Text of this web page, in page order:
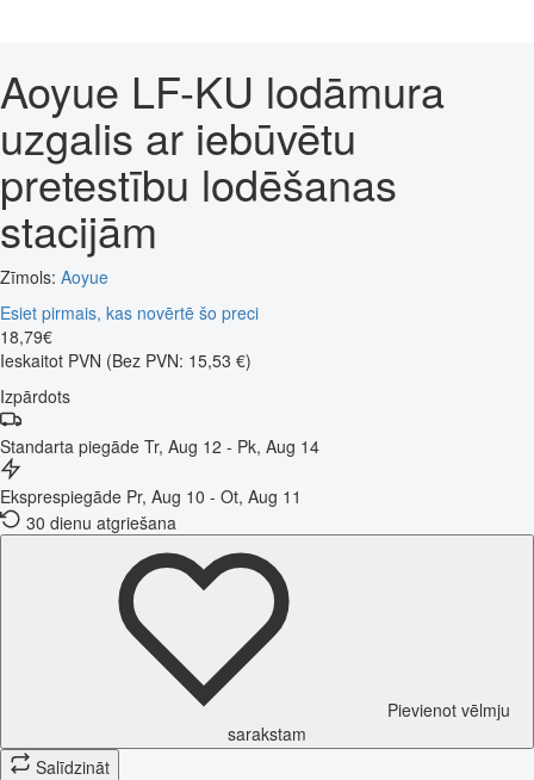
Aoyue LF-KU lodāmura
uzgalis ar iebūvētu
pretestību lodēšanas
stacijām
Zīmols: Aoyue
Esiet pirmais, kas novērtē šo preci
18,79€
Ieskaitot PVN (Bez PVN: 15,53 €)
Izpārdots
Standarta piegāde Tr, Aug 12 - Pk, Aug 14
Eksprespiegāde Pr, Aug 10 - Ot, Aug 11
30 dienu atgriešana
Pievienot vēlmju
sarakstam
Salīdzināt